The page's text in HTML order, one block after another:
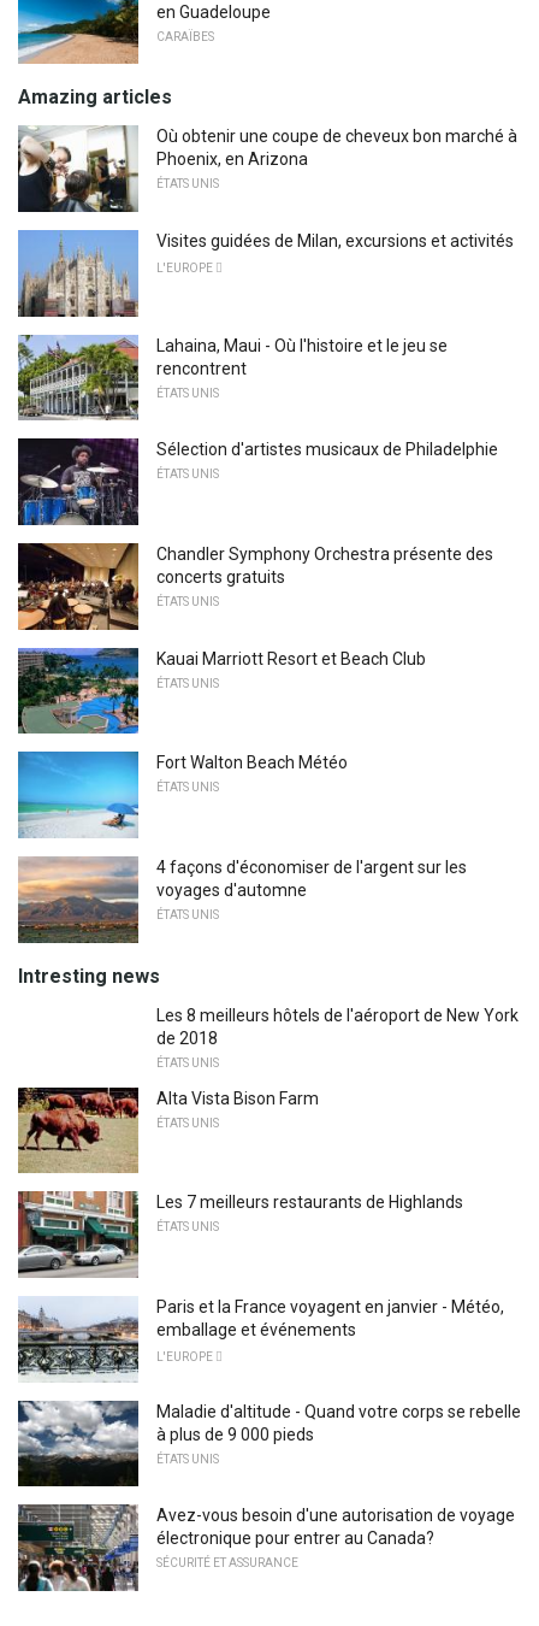
en Guadeloupe
CARAÏBES
Amazing articles
Où obtenir une coupe de cheveux bon marché à
Phoenix, en Arizona
ÉTATS UNIS
Visites guidées de Milan, excursions et activités
L'EUROPE 
Lahaina, Maui - Où l'histoire et le jeu se
rencontrent
ÉTATS UNIS
Sélection d'artistes musicaux de Philadelphie
ÉTATS UNIS
Chandler Symphony Orchestra présente des
concerts gratuits
ÉTATS UNIS
Kauai Marriott Resort et Beach Club
ÉTATS UNIS
Fort Walton Beach Météo
ÉTATS UNIS
4 façons d'économiser de l'argent sur les
voyages d'automne
ÉTATS UNIS
Intresting news
Les 8 meilleurs hôtels de l'aéroport de New York
de 2018
ÉTATS UNIS
Alta Vista Bison Farm
ÉTATS UNIS
Les 7 meilleurs restaurants de Highlands
ÉTATS UNIS
Paris et la France voyagent en janvier - Météo,
emballage et événements
L'EUROPE 
Maladie d'altitude - Quand votre corps se rebelle
à plus de 9 000 pieds
ÉTATS UNIS
Avez-vous besoin d'une autorisation de voyage
électronique pour entrer au Canada?
SÉCURITÉ ET ASSURANCE